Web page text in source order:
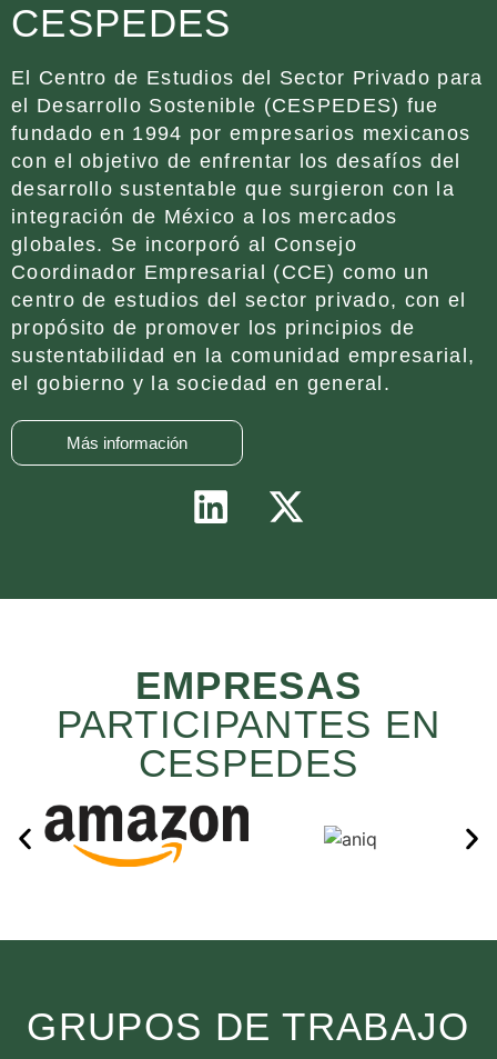
CESPEDES
El Centro de Estudios del Sector Privado para
el Desarrollo Sostenible (CESPEDES) fue
fundado en 1994 por empresarios mexicanos
con el objetivo de enfrentar los desafíos del
desarrollo sustentable que surgieron con la
integración de México a los mercados
globales. Se incorporó al Consejo
Coordinador Empresarial (CCE) como un
centro de estudios del sector privado, con el
propósito de promover los principios de
sustentabilidad en la comunidad empresarial,
el gobierno y la sociedad en general.
Más información
EMPRESAS
PARTICIPANTES EN
CESPEDES
GRUPOS DE TRABAJO